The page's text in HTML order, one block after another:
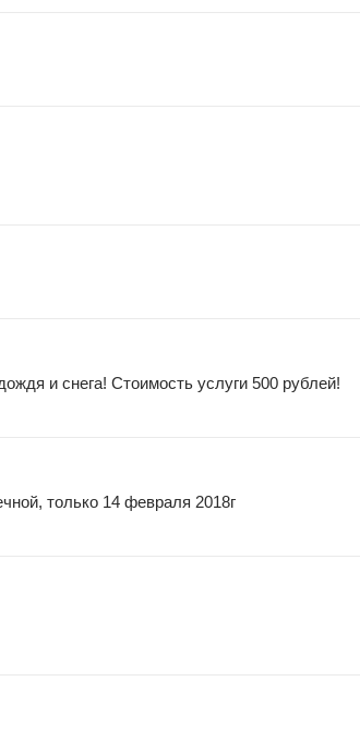
и снега! Стоимость услуги 500 рублей!
только 14 февраля 2018г